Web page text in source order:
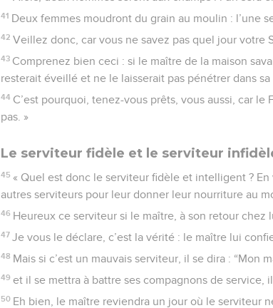
41 Deux femmes moudront du grain au moulin : l’une
42 Veillez donc, car vous ne savez pas quel jour votre
43 Comprenez bien ceci : si le maître de la maison
resterait éveillé et ne le laisserait pas pénétrer dans sa
44 C’est pourquoi, tenez-vous prêts, vous aussi, car le
pas. »
Le serviteur fidèle et le serviteur
45 « Quel est donc le serviteur fidèle et intelligent ?
autres serviteurs pour leur donner leur nourriture au
46 Heureux ce serviteur si le maître, à son retour chez
47 Je vous le déclare, c’est la vérité : le maître lui
48 Mais si c’est un mauvais serviteur, il se dira : “Mon
49 et il se mettra à battre ses compagnons de service,
50 Eh bien, le maître reviendra un jour où le serviteur